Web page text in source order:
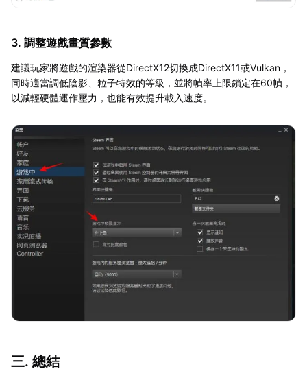
3. 調整遊戲畫質參數
建議玩家將遊戲的渲染器從DirectX12切換成DirectX11或Vulkan，
同時適當調低陰影、粒子特效的等級，並將幀率上限鎖定在60幀，
以減輕硬體運作壓力，也能有效提升載入速度。
三. 總結